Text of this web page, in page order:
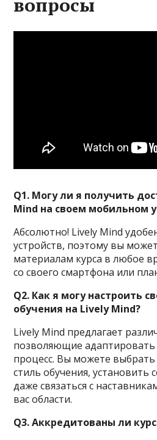
Q1. Могу ли я получить
Mind на своем мобильном
Абсолютно! Lively Mind
устройств, поэтому вы
материалам курса в любое
со своего смартфона или
Q2. Как я могу настроить
обучения на Lively Mind?
Lively Mind предлагает
позволяющие
процесс. Вы можете
стиль обучения, установить
даже связаться с
вас области.
Q3. Аккредитованы ли